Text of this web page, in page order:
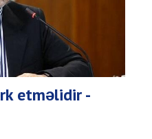
etməlidir -